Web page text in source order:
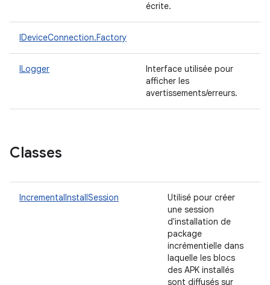
écrite.
IDeviceConnection.Factory
ILogger
Interface utilisée pour
afficher les
avertissements/erreurs.
Classes
IncrementalInstallSession
Utilisé pour créer
une session
d'installation de
package
incrémentielle dans
laquelle les blocs
des APK installés
sont diffusés sur